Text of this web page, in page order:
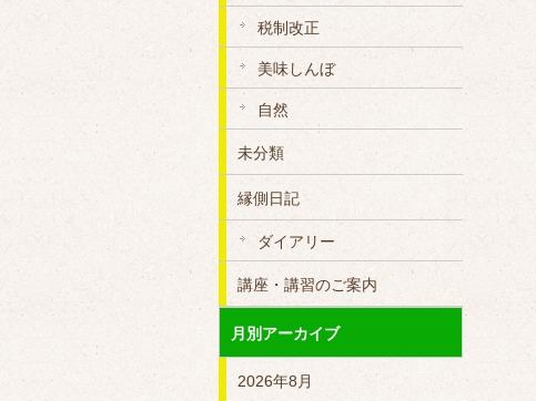
税制改正
美味しんぼ
自然
未分類
縁側日記
ダイアリー
講座・講習のご案内
月別アーカイブ
2026年8月